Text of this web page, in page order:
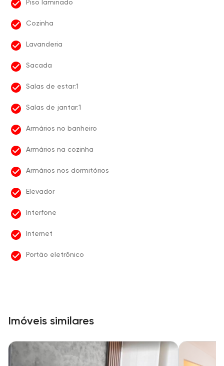
Piso laminado
Cozinha
Lavanderia
Sacada
Salas de estar:1
Salas de jantar:1
Armários no banheiro
Armários na cozinha
Armários nos dormitórios
Elevador
Interfone
Internet
Portão eletrônico
Imóveis similares